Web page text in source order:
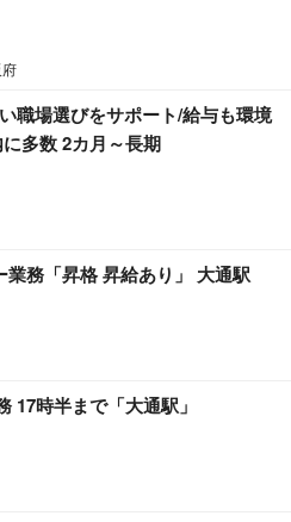
職場選びをサポート/給与も環境
多数 2カ月～長期
務「昇格 昇給あり」 大通駅
17時半まで「大通駅」